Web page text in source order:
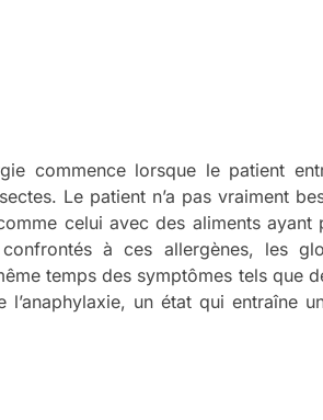
commence lorsque le patient
Le patient n’a pas vraiment
celui avec des aliments
à ces allergènes, les
temps des symptômes tels que
un état qui entraîne